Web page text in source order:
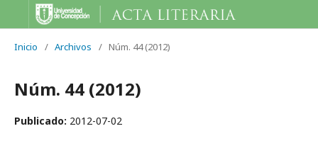
Inicio / Archivos / Núm. 44 (2012)
Núm. 44 (2012)
Publicado: 2012-07-02